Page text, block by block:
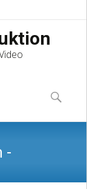
to
content
Suchen
nach:
-